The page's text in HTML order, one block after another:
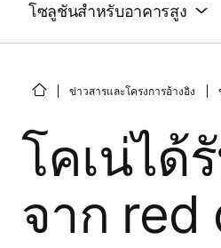
โซลูชันสำหรับอาคารสูง
ข่าวสารและโครงการอ้างอิง
โคเน่ได้
จาก red